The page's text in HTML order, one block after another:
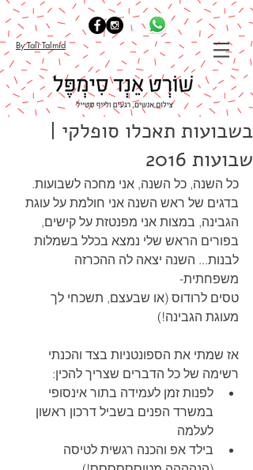
By Tali Talmid
בשבועות תאכלו סופלקי |
שבועות 2016
כל השנה, כל השנה, אני מחכה לשבועות.
בדגים של ראש השנה אני חולמת על עוגת
הגבינה, במצות אני מפנטזת על קישים,
בפורים הראש שלי נמצא בכלל בשמלות
לבנות... השנה יצאה לה ההכרזה
משפחתית-
טסים לרודוס (או שבעצם, תשכחי לך
מעוגת הגבינה!)
אז שמתי את הספונטניות בצד והכנתי
רשימה של כל הדברים שצריך להכין:
לפנות זמן לעמידה בתור אינסופי
במשרד הפנים בשביל דרכון ראשון
לעלמה
בילד אפ והכנה רגשית לטיסה